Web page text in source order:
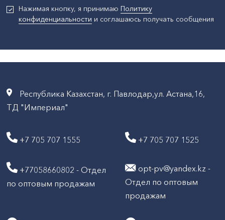
Нажимая кнопку, я принимаю Политику
конфиденциальности и соглашаюсь получать сообщения
Республика Казахстан, г. Павлодар,ул. Астана,16,
ТД "Империал"
+7 705 707 1555 +7 705 707 1525
+77058660802 - Отдел
по оптовым продажам
opt-pv@yandex.kz -
Отдел по оптовым
продажам